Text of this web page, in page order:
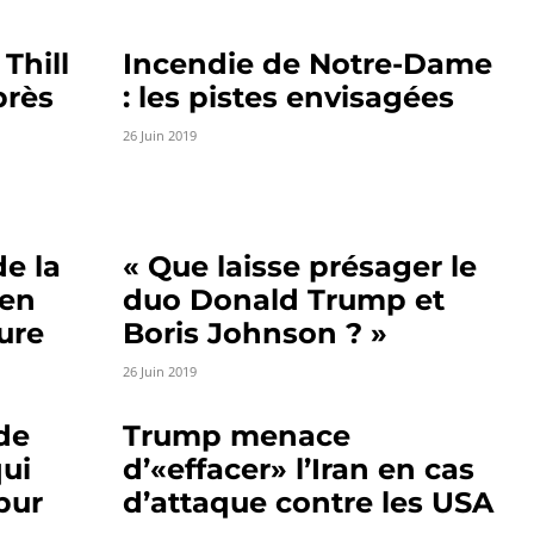
Incendie de Notre-Dame
: les pistes envisagées
26 Juin 2019
la
« Que laisse présager le
duo Donald Trump et
Boris Johnson ? »
26 Juin 2019
Trump menace
d’«effacer» l’Iran en cas
d’attaque contre les USA